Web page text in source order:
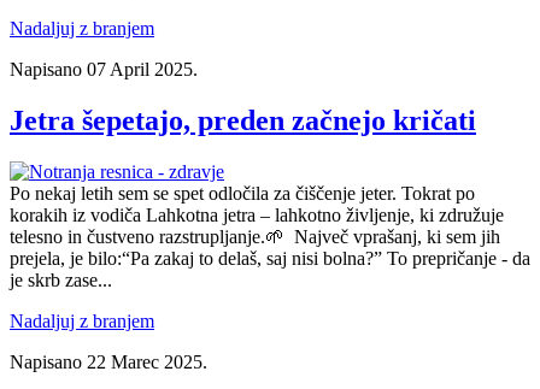
Nadaljuj z branjem
Napisano 07 April 2025.
Jetra šepetajo, preden začnejo kričati
Po nekaj letih sem se spet odločila za čiščenje jeter. Tokrat po
korakih iz vodiča Lahkotna jetra – lahkotno življenje, ki združuje
telesno in čustveno razstrupljanje.🌱 Največ vprašanj, ki sem jih
prejela, je bilo:“Pa zakaj to delaš, saj nisi bolna?” To prepričanje - da
je skrb zase...
Nadaljuj z branjem
Napisano 22 Marec 2025.